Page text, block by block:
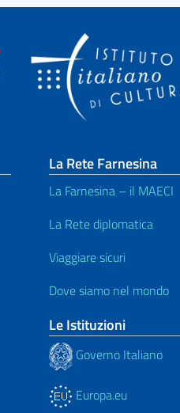
La Rete Farnesina
La Farnesina – il MAECI
La Rete diplomatica
Viaggiare sicuri
Dove siamo nel mondo
Le Istituzioni
Governo Italiano
Europa.eu